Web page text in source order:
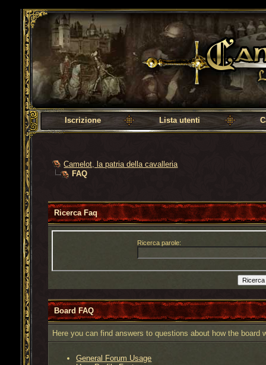
Camelot, la patria della cavalleria
Iscrizione Lista utenti
Camelot, la patria della cavalleria
FAQ
Ricerca Faq
Ricerca parole:
Board FAQ
Here you can find answers to questions about how the
General Forum Usage